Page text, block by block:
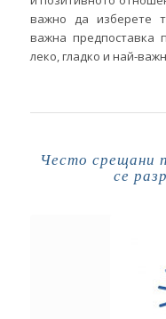
важно да изберете
важна предпоставка
леко, гладко и най-
Често срещани
се